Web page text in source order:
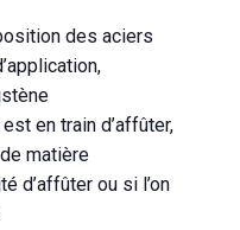
des aciers
en train d’affûter,
matière
d’affûter ou si l’on